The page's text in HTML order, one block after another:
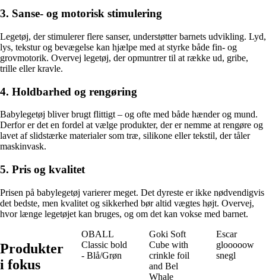
3. Sanse- og motorisk stimulering
Legetøj, der stimulerer flere sanser, understøtter barnets udvikling. Lyd,
lys, tekstur og bevægelse kan hjælpe med at styrke både fin- og
grovmotorik. Overvej legetøj, der opmuntrer til at række ud, gribe,
trille eller kravle.
4. Holdbarhed og rengøring
Babylegetøj bliver brugt flittigt – og ofte med både hænder og mund.
Derfor er det en fordel at vælge produkter, der er nemme at rengøre og
lavet af slidstærke materialer som træ, silikone eller tekstil, der tåler
maskinvask.
5. Pris og kvalitet
Prisen på babylegetøj varierer meget. Det dyreste er ikke nødvendigvis
det bedste, men kvalitet og sikkerhed bør altid vægtes højt. Overvej,
hvor længe legetøjet kan bruges, og om det kan vokse med barnet.
Produkter
i fokus
OBALL
Classic bold
- Blå/Grøn
Goki Soft
Cube with
crinkle foil
and Bel
Whale
Escar
glooooow
snegl